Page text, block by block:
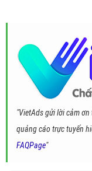
"VietAds gửi lời cảm
quảng cáo trực tuyến
FAQPage"